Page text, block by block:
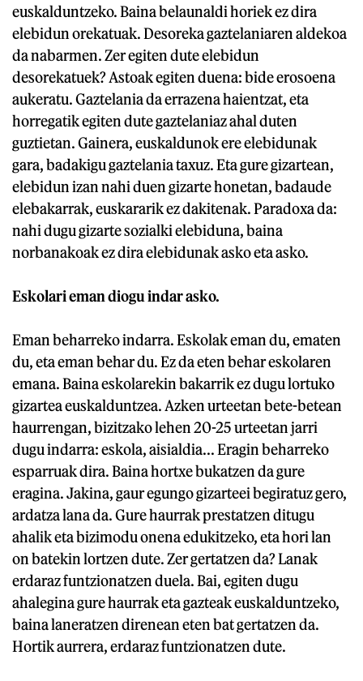
euskalduntzeko. Baina belaunaldi horiek ez dira
elebidun orekatuak. Desoreka gaztelaniaren aldekoa
da nabarmen. Zer egiten dute elebidun
desorekatuek? Astoak egiten duena: bide erosoena
aukeratu. Gaztelania da errazena haientzat, eta
horregatik egiten dute gaztelaniaz ahal duten
guztietan. Gainera, euskaldunok ere elebidunak
gara, badakigu gaztelania taxuz. Eta gure gizartean,
elebidun izan nahi duen gizarte honetan, badaude
elebakarrak, euskararik ez dakitenak. Paradoxa da:
nahi dugu gizarte sozialki elebiduna, baina
norbanakoak ez dira elebidunak asko eta asko.
Eskolari eman diogu indar asko.
Eman beharreko indarra. Eskolak eman du, ematen
du, eta eman behar du. Ez da eten behar eskolaren
emana. Baina eskolarekin bakarrik ez dugu lortuko
gizartea euskalduntzea. Azken urteetan bete-betean
haurrengan, bizitzako lehen 20-25 urteetan jarri
dugu indarra: eskola, aisialdia... Eragin beharreko
esparruak dira. Baina hortxe bukatzen da gure
eragina. Jakina, gaur egungo gizarteei begiratuz gero,
ardatza lana da. Gure haurrak prestatzen ditugu
ahalik eta bizimodu onena edukitzeko, eta hori lan
on batekin lortzen dute. Zer gertatzen da? Lanak
erdaraz funtzionatzen duela. Bai, egiten dugu
ahalegina gure haurrak eta gazteak euskalduntzeko,
baina laneratzen direnean eten bat gertatzen da.
Hortik aurrera, erdaraz funtzionatzen dute.